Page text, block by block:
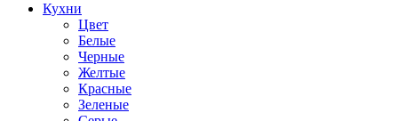
Кухни
Цвет
Белые
Черные
Желтые
Красные
Зеленые